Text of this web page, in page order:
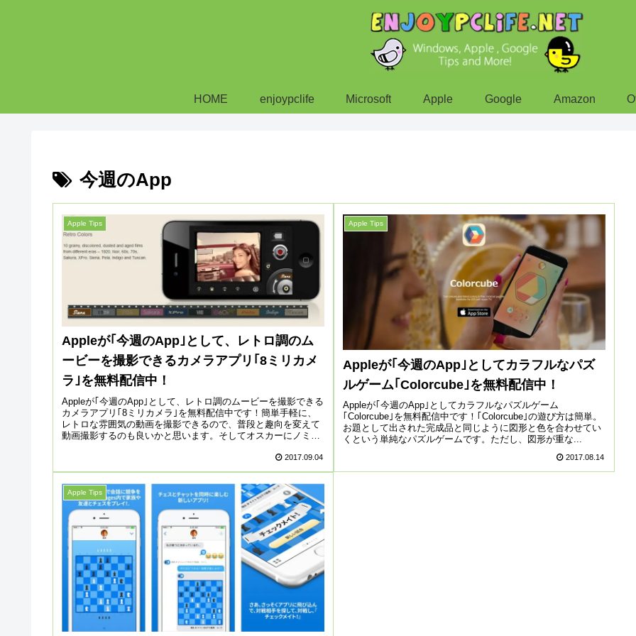
HOME enjoypclife Microsoft Apple Google Amazon
今週のApp
Apple Tips
Appleが｢今週のApp｣として、レトロ調のム
ービーを撮影できるカメラアプリ｢8ミリカメ
ラ｣を無料配信中！
Appleが｢今週のApp｣として、レトロ調のムービーを撮影できる
カメラアプリ｢8ミリカメラ｣を無料配信中です！簡単手軽に、
レトロな雰囲気の動画を撮影できるので、普段と趣向を変えて
動画撮影するのも良いかと思います。そしてオスカーにノミネ
2017.09.04
Apple Tips
Appleが｢今週のApp｣としてカラフルなパズ
ルゲーム｢Colorcube｣を無料配信中！
Appleが｢今週のApp｣としてカラフルなパズルゲーム
｢Colorcube｣を無料配信中です！｢Colorcube｣の遊び方は簡単。
お題として出された完成品と同じように図形と色を合わせてい
くという単純なパズルゲームです。ただし、図形が重な...
2017.08.14
Apple Tips